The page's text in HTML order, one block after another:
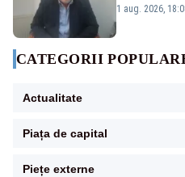
Cernavodă
1 aug. 2026,
CATEGORII
Actualitate
Piața de capital
Piețe externe